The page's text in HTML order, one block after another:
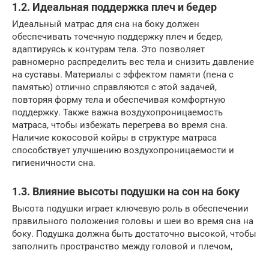
1.2. Идеальная поддержка плеч и бедер
Идеальный матрас для сна на боку должен
обеспечивать точечную поддержку плеч и бедер,
адаптируясь к контурам тела. Это позволяет
равномерно распределить вес тела и снизить давление
на суставы. Материалы с эффектом памяти (пена с
памятью) отлично справляются с этой задачей,
повторяя форму тела и обеспечивая комфортную
поддержку. Также важна воздухопроницаемость
матраса, чтобы избежать перегрева во время сна.
Наличие кокосовой койры в структуре матраса
способствует улучшению воздухопроницаемости и
гигиеничности сна.
1.3. Влияние высоты подушки на сон на боку
Высота подушки играет ключевую роль в обеспечении
правильного положения головы и шеи во время сна на
боку. Подушка должна быть достаточно высокой, чтобы
заполнить пространство между головой и плечом,